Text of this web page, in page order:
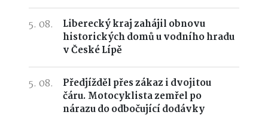
5. 08.
Liberecký kraj zahájil obnovu
historických domů u vodního hradu
v České Lípě
5. 08.
Předjížděl přes zákaz i dvojitou
čáru. Motocyklista zemřel po
nárazu do odbočující dodávky